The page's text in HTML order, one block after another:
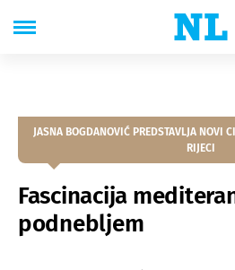
JASNA BOGDANOVIĆ PREDSTAVLJA NOVI
RIJECI
Fascinacija
podnebljem